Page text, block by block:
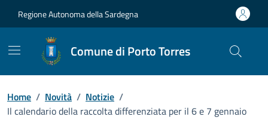
Regione Autonoma della Sardegna
Comune di Porto Torres
Home / Novità / Notizie /
Il calendario della raccolta differenziata per il 6 e 7 gennaio